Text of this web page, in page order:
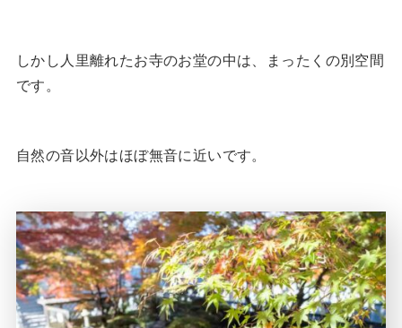
しかし人里離れたお寺のお堂の中は、まったくの別空間
です。
自然の音以外はほぼ無音に近いです。